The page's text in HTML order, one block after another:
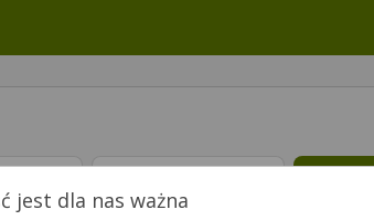
jest dla nas ważna